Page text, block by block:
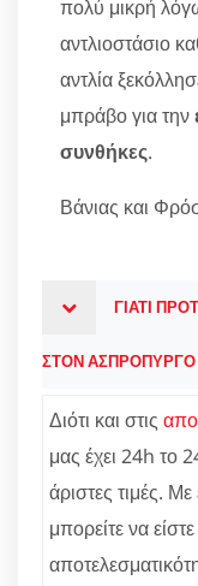
πολύ μικρή
αντλιοστάσιο
αντλία
μπράβο για την
συνθήκες.
Βάνιας και
ΓΙΑΤΙ
ΣΤΟΝ ΑΣΠΡΟΠΥΡΓΟ
Διότι και στις
μας έχει 24h το
άριστες τιμές.
μπορείτε να